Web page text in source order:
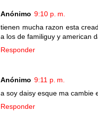
Anónimo 9:10 p. m.
tienen mucha razon esta
a los de familiguy y american
Responder
Anónimo 9:11 p. m.
a soy daisy esque ma cambie
Responder